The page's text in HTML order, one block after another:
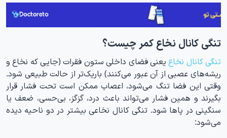
تنگی کانال نخاع کمر چیست؟
تنگی کانال نخاع یعنی فضای داخلی ستون فقرات (جایی که نخاع و
ریشه‌های عصبی از آن عبور می‌کنند) باریک‌تر از حالت طبیعی شود.
وقتی این فضا تنگ می‌شود، اعصاب ممکن است تحت فشار قرار
بگیرند و همین فشار می‌تواند باعث درد، گزگز، بی‌حسی، ضعف یا
سنگینی در پاها شود. تنگی کانال نخاعی بیشتر در دو ناحیه دیده
می‌شود: